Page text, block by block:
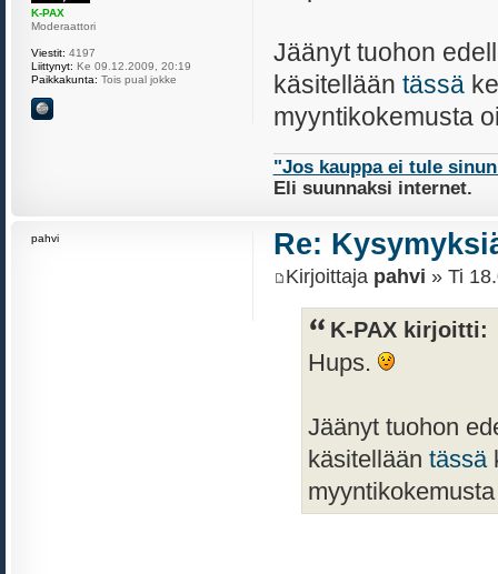
Jäänyt tuohon
käsitellään tässä
myyntikokemusta
"Jos kauppa ei tule
Eli suunnaksi internet.
K-PAX
Moderaattori
Viestit: 4197
Liittynyt: Ke 09.12.2009, 20:19
Paikkakunta: Tois pual jokke
Re:
Kirjoittaja pahvi » Ti
K-PAX kirjoitti:
Hups.
Jäänyt tuohon
käsitellään tässä
pahvi